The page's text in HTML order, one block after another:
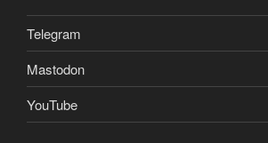
Telegram
Mastodon
YouTube